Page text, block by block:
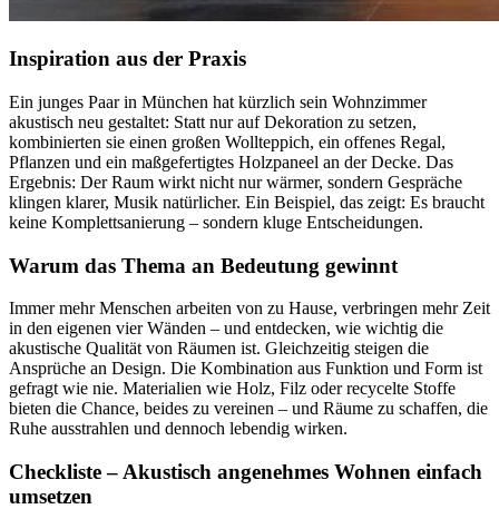
Inspiration aus der Praxis
Ein junges Paar in München hat kürzlich sein Wohnzimmer
akustisch neu gestaltet: Statt nur auf Dekoration zu setzen,
kombinierten sie einen großen Wollteppich, ein offenes Regal,
Pflanzen und ein maßgefertigtes Holzpaneel an der Decke. Das
Ergebnis: Der Raum wirkt nicht nur wärmer, sondern Gespräche
klingen klarer, Musik natürlicher. Ein Beispiel, das zeigt: Es braucht
keine Komplettsanierung – sondern kluge Entscheidungen.
Warum das Thema an Bedeutung gewinnt
Immer mehr Menschen arbeiten von zu Hause, verbringen mehr Zeit
in den eigenen vier Wänden – und entdecken, wie wichtig die
akustische Qualität von Räumen ist. Gleichzeitig steigen die
Ansprüche an Design. Die Kombination aus Funktion und Form ist
gefragt wie nie. Materialien wie Holz, Filz oder recycelte Stoffe
bieten die Chance, beides zu vereinen – und Räume zu schaffen, die
Ruhe ausstrahlen und dennoch lebendig wirken.
Checkliste – Akustisch angenehmes Wohnen einfach
umsetzen